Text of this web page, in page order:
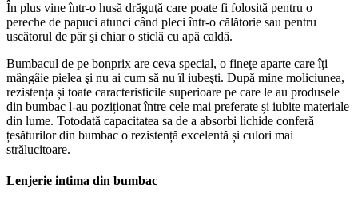
În plus vine într-o husă drăguţă care poate fi folosită pentru o
pereche de papuci atunci când pleci într-o călătorie sau pentru
uscătorul de păr şi chiar o sticlă cu apă caldă.
Bumbacul de pe bonprix are ceva special, o fineţe aparte care îţi
mângâie pielea şi nu ai cum să nu îl iubeşti. După mine moliciunea,
rezistența și toate caracteristicile superioare pe care le au produsele
din bumbac l-au poziționat între cele mai preferate și iubite materiale
din lume. Totodată capacitatea sa de a absorbi lichide conferă
țesăturilor din bumbac o rezistență excelentă și culori mai
strălucitoare.
Lenjerie intima din bumbac